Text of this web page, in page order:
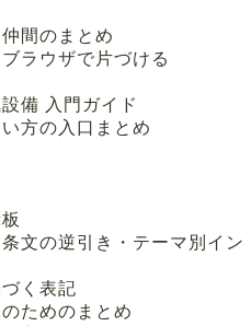
間のまとめ
ラウザで片づける
備 入門ガイド
方の入口まとめ
文の逆引き・テーマ別イン
く表記
ためのまとめ